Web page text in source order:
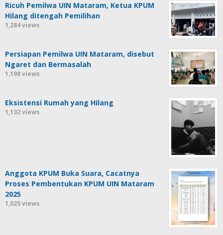
Ricuh Pemilwa UIN Mataram, Ketua KPUM
Hilang ditengah Pemilihan
1,284 views
Persiapan Pemilwa UIN Mataram, disebut
Ngaret dan Bermasalah
1,198 views
Eksistensi Rumah yang Hilang
1,132 views
Anggota KPUM Buka Suara, Cacatnya
Proses Pembentukan KPUM UIN Mataram
2025
1,025 views